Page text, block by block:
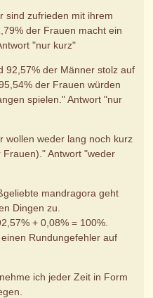
sind zufrieden mit ihrem
der Frauen macht ein
"nur kurz"
92,57% der Männer stolz auf
der Frauen würden
spielen." Antwort "nur
wollen weder lang noch kurz
Antwort "weder
mandragora geht
Dingen zu.
+ 0,08% = 100%.
Rundungefehler auf
ich jeder Zeit in Form